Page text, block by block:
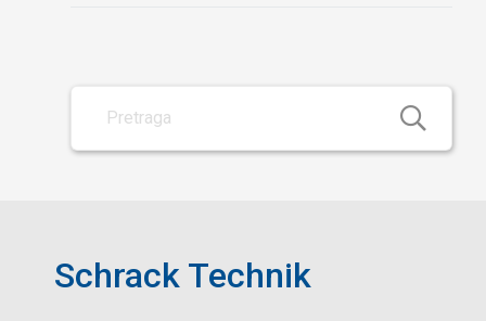
Schrack Technik